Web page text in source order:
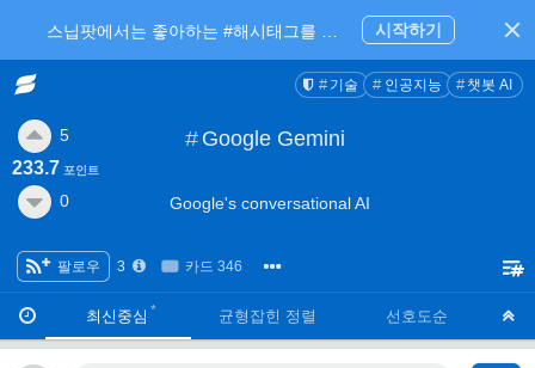
기술 인공지능 챗봇 AI
# Google Gemini
Google's conversational AI
5
233.7 포인트
0
팔로우 3 카드 346
최신중심 균형잡힌 정렬 선호도순
스닙팟에서는 좋아하는 #해시태그를 팔로우 하고 내가 관심있는 주제만 모아볼 수 있어요. 시작하기